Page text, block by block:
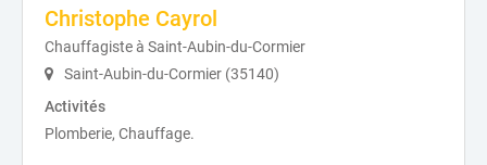
Christophe Cayrol
Chauffagiste à Saint-Aubin-du-Cormier
Saint-Aubin-du-Cormier (35140)
Activités
Plomberie, Chauffage.